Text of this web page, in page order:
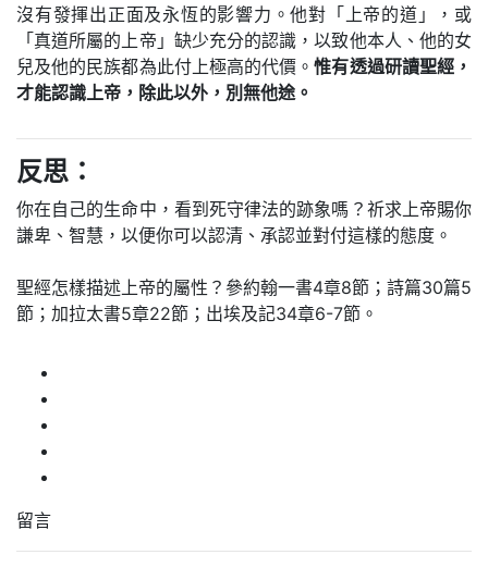
沒有發揮出正面及永恆的影響力。他對「上帝的道」，或
「真道所屬的上帝」缺少充分的認識，以致他本人、他的女
兒及他的民族都為此付上極高的代價。惟有透過研讀聖經，
才能認識上帝，除此以外，別無他途。
反思：
你在自己的生命中，看到死守律法的跡象嗎？祈求上帝賜你
謙卑、智慧，以便你可以認清、承認並對付這樣的態度。
聖經怎樣描述上帝的屬性？參約翰一書4章8節；詩篇30篇5
節；加拉太書5章22節；出埃及記34章6-7節。
留言